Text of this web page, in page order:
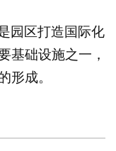
园区打造国际化
基础设施之一，
形成。